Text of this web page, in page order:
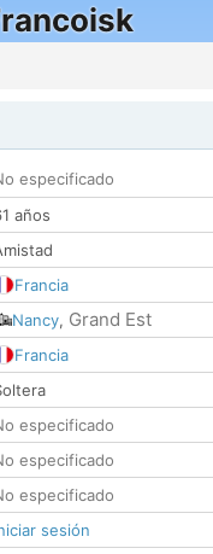
especificado
años
Francia
Nancy, Grand Est
Francia
especificado
especificado
especificado
sesión